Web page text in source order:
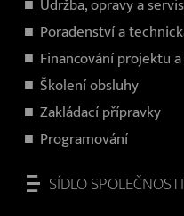
Poradenství a
Financování projektu
Školení obsluhy
Zakládací přípravky
Programování
SÍDLO SPOLEČNOSTI